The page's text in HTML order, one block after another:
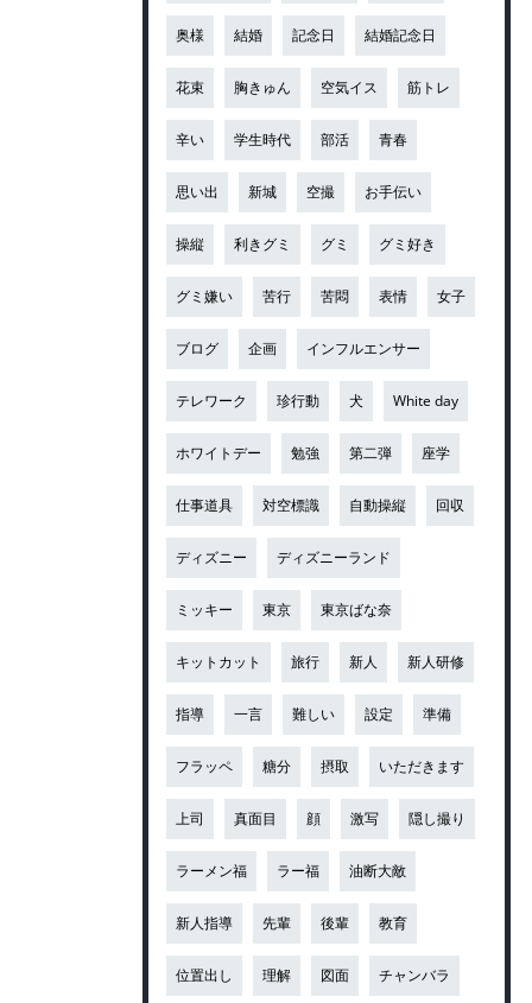
奥様 結婚 記念日 結婚記念日
花束 胸きゅん 空気イス 筋トレ
辛い 学生時代 部活 青春
思い出 新城 空撮 お手伝い
操縦 利きグミ グミ グミ好き
グミ嫌い 苦行 苦悶 表情 女子
ブログ 企画 インフルエンサー
テレワーク 珍行動 犬 White day
ホワイトデー 勉強 第二弾 座学
仕事道具 対空標識 自動操縦 回収
ディズニー ディズニーランド
ミッキー 東京 東京ばな奈
キットカット 旅行 新人 新人研修
指導 一言 難しい 設定 準備
フラッペ 糖分 摂取 いただきます
上司 真面目 顔 激写 隠し撮り
ラーメン福 ラー福 油断大敵
新人指導 先輩 後輩 教育
位置出し 理解 図面 チャンバラ